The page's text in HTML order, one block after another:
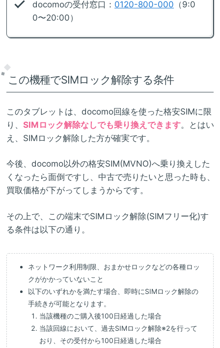
docomoの受付窓口： 0120-800-000 （9:0
0〜20:00）
この機種でSIMロック解除する条件
このタブレットは、docomo回線を使った格安SIMに限
り、 SIMロック解除なしでも乗り換えできます。とはい
え、SIMロック解除した方が確実です。
今後、docomo以外の格安SIM(MVNO)へ乗り換えした
くなったら面倒ですし、中古で売りたいと思った時も、
買取価格が下がってしまうからです。
その上で、この端末でSIMロック解除(SIMフリー化)す
る条件は以下の通り。
ネットワーク利用制限、おまかせロックなどの各種ロッ
クがかかっていないこと
以下のいずれかを満たす場合、即時にSIMロック解除の
手続きが可能となります。
当該機種のご購入後100日経過した場合
当該回線において、過去SIMロック解除※2を行って
おり、その受付から100日経過した場合